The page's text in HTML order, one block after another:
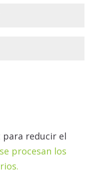
para reducir el
procesan los